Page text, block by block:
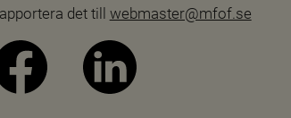
det till webmaster@mfof.se